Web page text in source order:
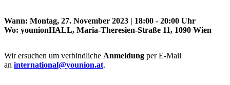
Wann: Montag, 27. November 2023 | 18:00 - 20:00 Uhr
Wo: younionHALL, Maria-Theresien-Straße 11, 1090 Wien
Wir ersuchen um verbindliche Anmeldung per E-Mail
an international@younion.at.